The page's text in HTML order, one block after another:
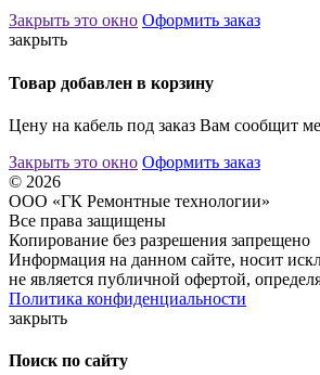
Закрыть это окно Оформить заказ
закрыть
Товар добавлен в корзину
Цену на кабель под заказ Вам сообщит
Закрыть это окно Оформить заказ
© 2026
ООО «ГК Ремонтные технологии»
Все права защищены
Копирование без разрешения запрещено
Информация на данном сайте, носит
не является публичной офертой,
Политика конфиденциальности
закрыть
Поиск по сайту